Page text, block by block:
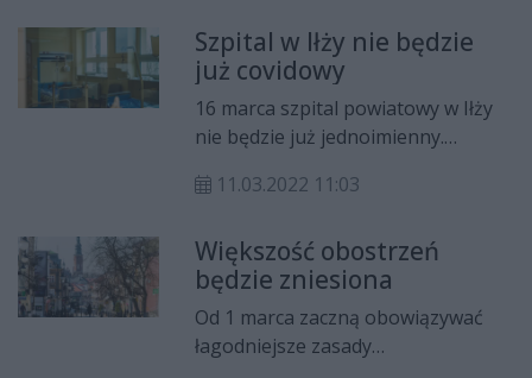
Zniesiona zostanie także izolacja i
kwarantanna.
Szpital w Iłży nie będzie
już covidowy
16 marca szpital powiatowy w Iłży
nie będzie już jednoimienny.
do normalnej pracy.
11.03.2022 11:03
Większość obostrzeń
będzie zniesiona
Od 1 marca zaczną obowiązywać
łagodniejsze zasady